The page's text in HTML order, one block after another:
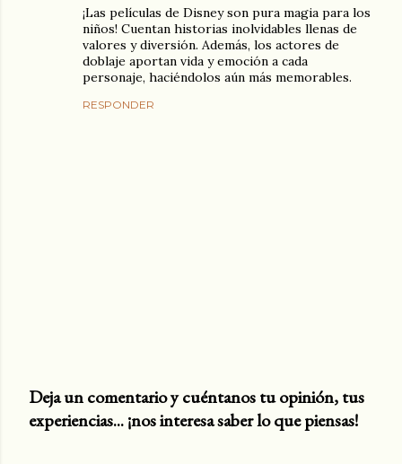
¡Las películas de Disney son pura magia para los
niños! Cuentan historias inolvidables llenas de
valores y diversión. Además, los actores de
doblaje aportan vida y emoción a cada
personaje, haciéndolos aún más memorables.
RESPONDER
P
Deja un comentario y cuéntanos tu opinión, tus
experiencias... ¡nos interesa saber lo que piensas!